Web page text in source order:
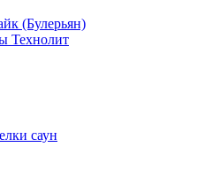
(Булерьян)
Технолит
саун